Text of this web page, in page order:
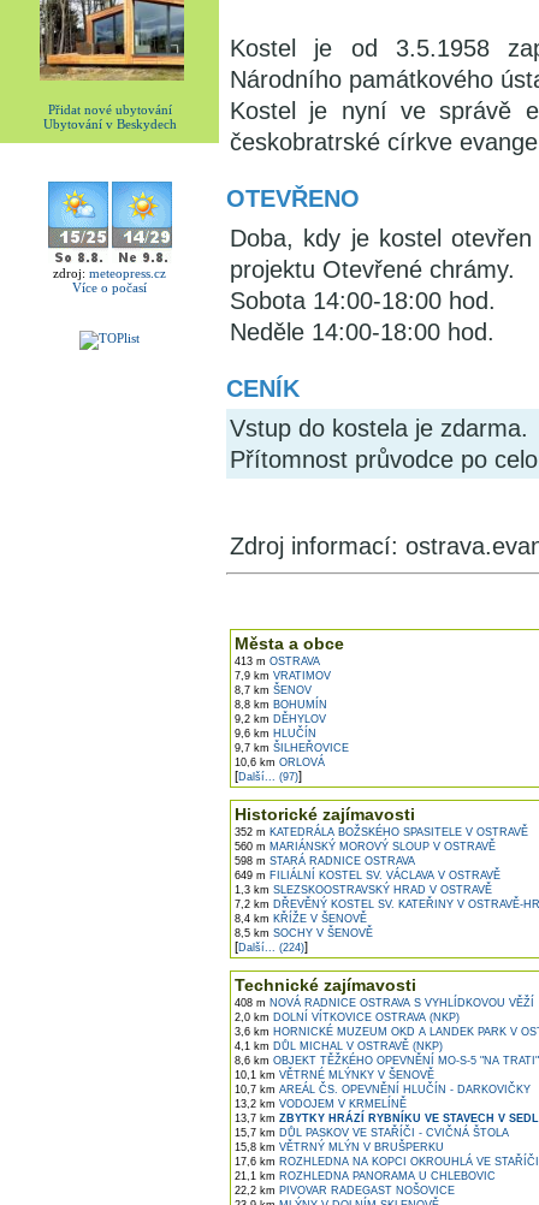
Přidat nové ubytování
Ubytování v Beskydech
zdroj: meteopress.cz
Více o počasí
Kostel je od 3.5.1958
Národního památkového
Kostel je nyní ve správě
českobratrské církve
OTEVŘENO
Doba, kdy je kostel
projektu Otevřené chrámy.
Sobota 14:00-18:00 hod.
Neděle 14:00-18:00 hod.
CENÍK
Vstup do kostela je zdarma.
Přítomnost průvodce po
Zdroj informací:
Města a obce
413 m OSTRAVA
7,9 km VRATIMOV
8,7 km ŠENOV
8,8 km BOHUMÍN
9,2 km DĚHYLOV
9,6 km HLUČÍN
9,7 km ŠILHEŘOVICE
10,6 km ORLOVÁ
[Další... (97)]
Historické zajímavosti
352 m KATEDRÁLA BOŽSKÉHO SPASITELE V OSTRAVĚ
560 m MARIÁNSKÝ MOROVÝ SLOUP V OSTRAVĚ
598 m STARÁ RADNICE OSTRAVA
649 m FILIÁLNÍ KOSTEL SV. VÁCLAVA V OSTRAVĚ
1,3 km SLEZSKOOSTRAVSKÝ HRAD V OSTRAVĚ
7,2 km DŘEVĚNÝ KOSTEL SV. KATEŘINY V OSTRAVĚ-
8,4 km KŘÍŽE V ŠENOVĚ
8,5 km SOCHY V ŠENOVĚ
[Další... (224)]
Technické zajímavosti
408 m NOVÁ RADNICE OSTRAVA S VYHLÍDKOVOU VĚŽÍ
2,0 km DOLNÍ VÍTKOVICE OSTRAVA (NKP)
3,6 km HORNICKÉ MUZEUM OKD A LANDEK PARK V
4,1 km DŮL MICHAL V OSTRAVĚ (NKP)
8,6 km OBJEKT TĚŽKÉHO OPEVNĚNÍ MO-S-5 "NA TRATI"
10,1 km VĚTRNÉ MLÝNKY V ŠENOVĚ
10,7 km AREÁL ČS. OPEVNĚNÍ HLUČÍN - DARKOVIČKY
13,2 km VODOJEM V KRMELÍNĚ
13,7 km ZBYTKY HRÁZÍ RYBNÍKU VE STAVECH V
15,7 km DŮL PASKOV VE STAŘÍČI - CVIČNÁ ŠTOLA
15,8 km VĚTRNÝ MLÝN V BRUŠPERKU
17,6 km ROZHLEDNA NA KOPCI OKROUHLÁ VE STAŘÍČI
21,1 km ROZHLEDNA PANORAMA U CHLEBOVIC
22,2 km PIVOVAR RADEGAST NOŠOVICE